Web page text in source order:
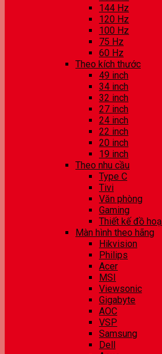
144 Hz
120 Hz
100 Hz
75 Hz
60 Hz
Theo kích thước
49 inch
34 inch
32 inch
27 inch
24 inch
22 inch
20 inch
19 inch
Theo nhu cầu
Type C
Tivi
Văn phòng
Gaming
Thiết kế đồ hoạ
Màn hình theo hãng
Hikvision
Philips
Acer
MSI
Viewsonic
Gigabyte
AOC
VSP
Samsung
Dell